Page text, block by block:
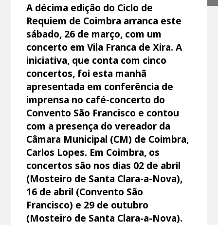
A décima edição do Ciclo de
Requiem de Coimbra arranca este
sábado, 26 de março, com um
concerto em Vila Franca de Xira. A
iniciativa, que conta com cinco
concertos, foi esta manhã
apresentada em conferência de
imprensa no café-concerto do
Convento São Francisco e contou
com a presença do vereador da
Câmara Municipal (CM) de Coimbra,
Carlos Lopes. Em Coimbra, os
concertos são nos dias 02 de abril
(Mosteiro de Santa Clara-a-Nova),
16 de abril (Convento São
Francisco) e 29 de outubro
(Mosteiro de Santa Clara-a-Nova).